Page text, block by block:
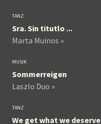
TANZ
Sra. Sin titutlo ...
Marta Muinos »
MUSIK
Sommerreigen
Laszlo Duo »
TANZ
We get what we deserve